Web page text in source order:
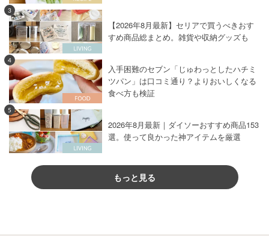
3
【2026年8月最新】セリアで買うべきおす
すめ商品総まとめ。雑貨や収納グッズも
4
入手困難のセブン「じゅわっとしたハチミ
ツパン」は口コミ通り？よりおいしくなる
食べ方も検証
5
2026年8月最新｜ダイソーおすすめ商品153
選。使って良かった神アイテムを厳選
もっと見る